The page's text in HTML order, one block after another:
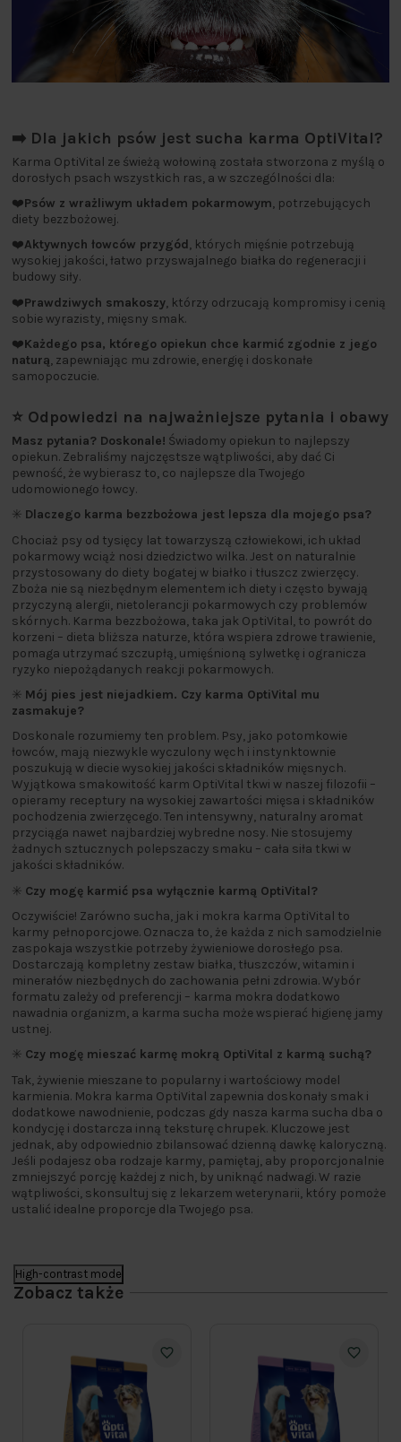
➡️ Dla jakich psów jest sucha karma OptiVital?
Karma OptiVital ze świeżą wołowiną została stworzona z myślą o
dorosłych psach wszystkich ras, a w szczególności dla:
❤️Psów z wrażliwym układem pokarmowym, potrzebujących
diety bezzbożowej.
❤️Aktywnych łowców przygód, których mięśnie potrzebują
wysokiej jakości, łatwo przyswajalnego białka do regeneracji i
budowy siły.
❤️Prawdziwych smakoszy, którzy odrzucają kompromisy i cenią
sobie wyrazisty, mięsny smak.
❤️Każdego psa, którego opiekun chce karmić zgodnie z jego
naturą, zapewniając mu zdrowie, energię i doskonałe
samopoczucie.
⭐ Odpowiedzi na najważniejsze pytania i obawy
Masz pytania? Doskonale! Świadomy opiekun to najlepszy
opiekun. Zebraliśmy najczęstsze wątpliwości, aby dać Ci
pewność, że wybierasz to, co najlepsze dla Twojego
udomowionego łowcy.
✳️ Dlaczego karma bezzbożowa jest lepsza dla mojego psa?
Chociaż psy od tysięcy lat towarzyszą człowiekowi, ich układ
pokarmowy wciąż nosi dziedzictwo wilka. Jest on naturalnie
przystosowany do diety bogatej w białko i tłuszcz zwierzęcy.
Zboża nie są niezbędnym elementem ich diety i często bywają
przyczyną alergii, nietolerancji pokarmowych czy problemów
skórnych. Karma bezzbożowa, taka jak OptiVital, to powrót do
korzeni – dieta bliższa naturze, która wspiera zdrowe trawienie,
pomaga utrzymać szczupłą, umięśnioną sylwetkę i ogranicza
ryzyko niepożądanych reakcji pokarmowych.
✳️ Mój pies jest niejadkiem. Czy karma OptiVital mu
zasmakuje?
Doskonale rozumiemy ten problem. Psy, jako potomkowie
łowców, mają niezwykle wyczulony węch i instynktownie
poszukują w diecie wysokiej jakości składników mięsnych.
Wyjątkowa smakowitość karm OptiVital tkwi w naszej filozofii –
opieramy receptury na wysokiej zawartości mięsa i składników
pochodzenia zwierzęcego. Ten intensywny, naturalny aromat
przyciąga nawet najbardziej wybredne nosy. Nie stosujemy
żadnych sztucznych polepszaczy smaku – cała siła tkwi w
jakości składników.
✳️ Czy mogę karmić psa wyłącznie karmą OptiVital?
Oczywiście! Zarówno sucha, jak i mokra karma OptiVital to
karmy pełnoporcjowe. Oznacza to, że każda z nich samodzielnie
zaspokaja wszystkie potrzeby żywieniowe dorosłego psa.
Dostarczają kompletny zestaw białka, tłuszczów, witamin i
minerałów niezbędnych do zachowania pełni zdrowia. Wybór
formatu zależy od preferencji – karma mokra dodatkowo
nawadnia organizm, a karma sucha może wspierać higienę jamy
ustnej.
✳️ Czy mogę mieszać karmę mokrą OptiVital z karmą suchą?
Tak, żywienie mieszane to popularny i wartościowy model
karmienia. Mokra karma OptiVital zapewnia doskonały smak i
dodatkowe nawodnienie, podczas gdy nasza karma sucha dba o
kondycję i dostarcza inną teksturę chrupek. Kluczowe jest
jednak, aby odpowiednio zbilansować dzienną dawkę kaloryczną.
Jeśli podajesz oba rodzaje karmy, pamiętaj, aby proporcjonalnie
zmniejszyć porcję każdej z nich, by uniknąć nadwagi. W razie
wątpliwości, skonsultuj się z lekarzem weterynarii, który pomoże
ustalić idealne proporcje dla Twojego psa.
High-contrast mode
Zobacz także